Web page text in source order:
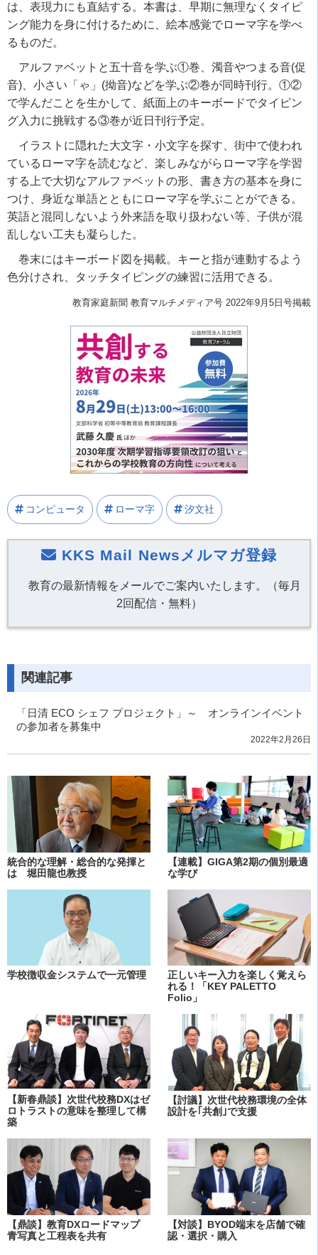
は、表現力にも直結する。本書は、早期に無理なくタイピ
ング能力を身に付けるために、絵本感覚でローマ字を学べ
るものだ。
アルファベットと五十音を学ぶ①巻、濁音やつまる音(促
音)、小さい「ゃ」(拗音)などを学ぶ②巻が同時刊行。①②
で学んだことを生かして、紙面上のキーボードでタイピン
グ入力に挑戦する③巻が近日刊行予定。
イラストに隠れた大文字・小文字を探す、街中で使われ
ているローマ字を読むなど、楽しみながらローマ字を学習
する上で大切なアルファベットの形、書き方の基本を身に
つけ、身近な単語とともにローマ字を学ぶことができる。
英語と混同しないよう外来語を取り扱わない等、子供が混
乱しない工夫も凝らした。
巻末にはキーボード図を掲載。キーと指が連動するよう
色分けされ、タッチタイピングの練習に活用できる。
教育家庭新聞 教育マルチメディア号 2022年9月5日号掲載
コンピュータ ローマ字 汐文社
KKS Mail Newsメルマガ登録
教育の最新情報をメールでご案内いたします。（毎月
2回配信・無料）
関連記事
「日清 ECO シェフ プロジェクト」～ オンラインイベント
の参加者を募集中
2022年2月26日
統合的な理解・総合的な発揮と
は 堀田龍也教授
【連載】GIGA第2期の個別最適
な学び
学校徴収金システムで一元管理
正しいキー入力を楽しく覚えら
れる！「KEY PALETTO
Folio」
【新春鼎談】次世代校務DXはゼ
ロトラストの意味を整理して構
築
【討議】次世代校務環境の全体
設計を｢共創｣で支援
【鼎談】教育DXロードマップ
青写真と工程表を共有
【対談】BYOD端末を店舗で確
認・選択・購入